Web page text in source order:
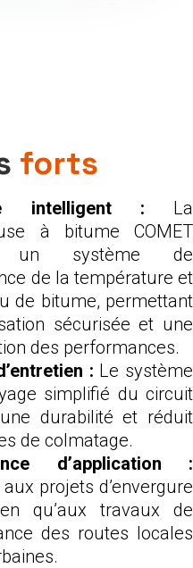
forts
intelligent : La
à bitume COMET
un système de
de la température et
de bitume, permettant
sécurisée et une
des performances.
: Le système
simplifié du circuit
durabilité et réduit
de colmatage.
d’application :
projets d’envergure
qu’aux travaux de
des routes locales